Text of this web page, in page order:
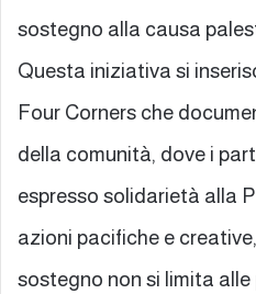
sostegno alla causa
Questa iniziativa si
Four Corners che
della comunità, dove i
espresso solidarietà alla
azioni pacifiche e
sostegno non si limita